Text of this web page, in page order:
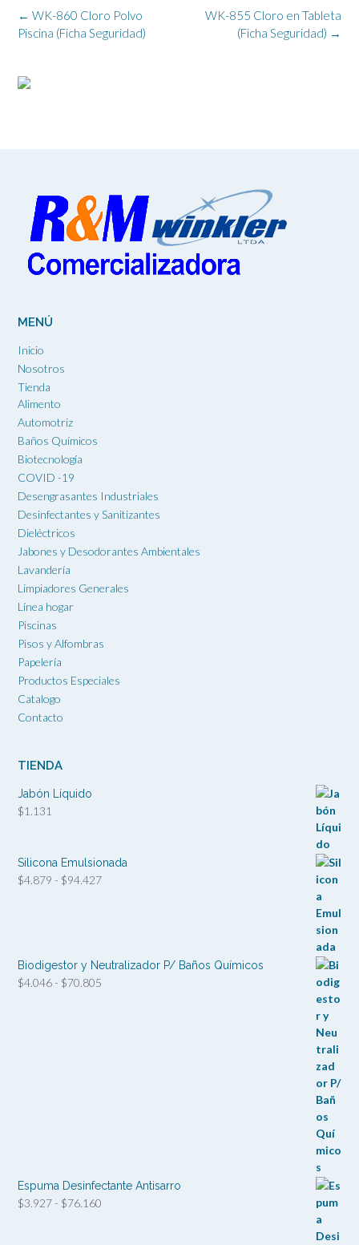
Navegación
de
WK-855 Cloro en Tableta
(Ficha Seguridad) →
← WK-860 Cloro Polvo
Piscina (Ficha Seguridad)
MENÚ
Inicio
Nosotros
Tienda
Alimento
Automotriz
Baños Químicos
Biotecnología
COVID -19
Desengrasantes Industriales
Desinfectantes y Sanitizantes
Dieléctricos
Jabones y Desodorantes Ambientales
Lavandería
Limpiadores Generales
Línea hogar
Piscinas
Pisos y Alfombras
Papelería
Productos Especiales
Catalogo
Contacto
TIENDA
Jabón Líquido
$1.131
Silicona Emulsionada
$4.879 - $94.427Rango
hasta
Biodigestor y Neutralizador P/ Baños Químicos
$4.046- $70.805
Espuma Desinfectante Antisarro
$3.927- $76.160